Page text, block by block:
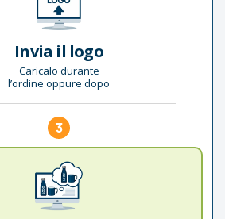
Invia il logo
Caricalo durante
l’ordine oppure dopo
3